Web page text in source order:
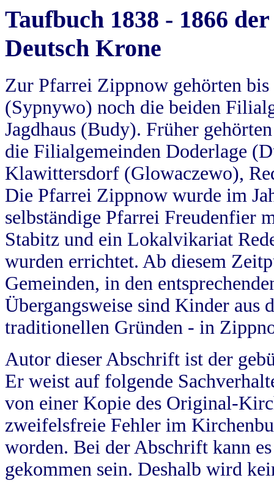
Taufbuch 1838 - 1866
Deutsch Krone
Zur Pfarrei Zippnow gehörten
(Sypnywo) noch die beiden
Jagdhaus (Budy). Früher
die Filialgemeinden Doderlage
Klawittersdorf (Glowaczewo),
Die Pfarrei Zippnow wurde im
selbständige Pfarrei Freudenfier
Stabitz und ein Lokalvikariat
wurden errichtet. Ab diesem
Gemeinden, in den
Übergangsweise sind Kinder aus
traditionellen Gründen - in
Autor dieser Abschrift ist der
Er weist auf folgende
von einer Kopie des Original-
zweifelsfreie Fehler im
worden. Bei der Abschrift kann
gekommen sein. Deshalb wird